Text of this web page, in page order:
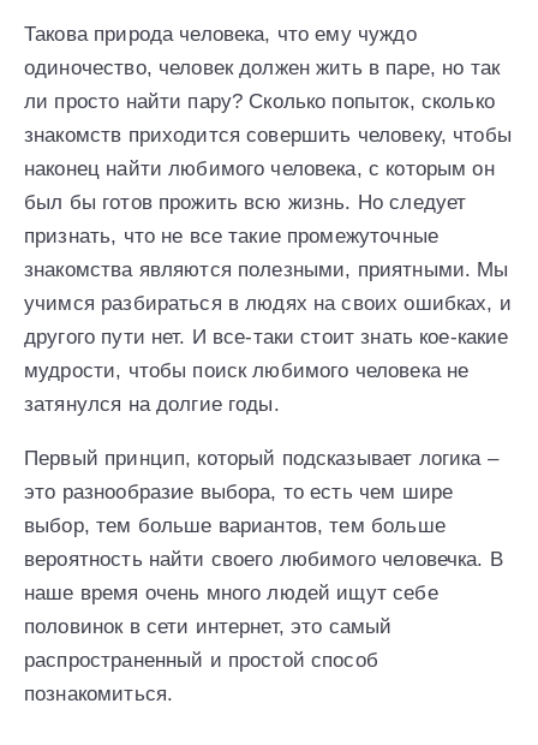
Такова природа человека, что ему чуждо
одиночество, человек должен жить в паре, но так
ли просто найти пару? Сколько попыток, сколько
знакомств приходится совершить человеку, чтобы
наконец найти любимого человека, с которым он
был бы готов прожить всю жизнь. Но следует
признать, что не все такие промежуточные
знакомства являются полезными, приятными. Мы
учимся разбираться в людях на своих ошибках, и
другого пути нет. И все-таки стоит знать кое-какие
мудрости, чтобы поиск любимого человека не
затянулся на долгие годы.
Первый принцип, который подсказывает логика –
это разнообразие выбора, то есть чем шире
выбор, тем больше вариантов, тем больше
вероятность найти своего любимого человечка. В
наше время очень много людей ищут себе
половинок в сети интернет, это самый
распространенный и простой способ
познакомиться.